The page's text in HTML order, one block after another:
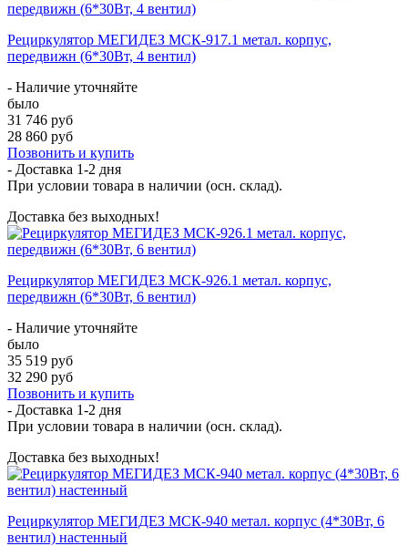
Рециркулятор МЕГИДЕЗ МСК-917.1 метал. корпус,
передвижн (6*30Вт, 4 вентил)
- Наличие уточняйте
было
31 746 руб
28 860 руб
Позвонить и купить
- Доставка 1-2 дня
При условии товара в наличии (осн. склад).
Доставка без выходных!
Рециркулятор МЕГИДЕЗ МСК-926.1 метал. корпус,
передвижн (6*30Вт, 6 вентил)
- Наличие уточняйте
было
35 519 руб
32 290 руб
Позвонить и купить
- Доставка 1-2 дня
При условии товара в наличии (осн. склад).
Доставка без выходных!
Рециркулятор МЕГИДЕЗ МСК-940 метал. корпус (4*30Вт, 6
вентил) настенный